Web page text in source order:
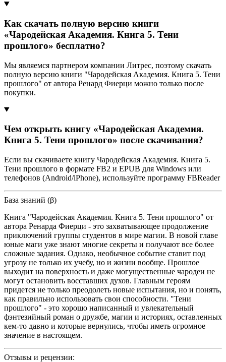
Как скачать полную версию книги
«Чародейская Академия. Книга 5. Тени
прошлого» бесплатно?
Мы являемся партнером компании Литрес, поэтому скачать
полную версию книги "Чародейская Академия. Книга 5. Тени
прошлого" от автора Ренард Фиерци можно только после
покупки.
Чем открыть книгу «Чародейская Академия.
Книга 5. Тени прошлого» после скачивания?
Если вы скачиваете книгу Чародейская Академия. Книга 5.
Тени прошлого в формате FB2 и EPUB для Windows или
телефонов (Android/iPhone), используйте программу FBReader
База знаний (β)
Книга "Чародейская Академия. Книга 5. Тени прошлого" от
автора Ренарда Фиерци - это захватывающее продолжение
приключений группы студентов в мире магии. В новой главе
юные маги уже знают многие секреты и получают все более
сложные задания. Однако, необычное событие ставит под
угрозу не только их учебу, но и жизни вообще. Прошлое
выходит на поверхность и даже могущественные чародеи не
могут остановить восставших духов. Главным героям
придется не только преодолеть новые испытания, но и понять,
как правильно использовать свои способности. "Тени
прошлого" - это хорошо написанный и увлекательный
фэнтезийный роман о дружбе, магии и историях, оставленных
кем-то давно и которые вернулись, чтобы иметь огромное
значение в настоящем.
Отзывы и рецензии: